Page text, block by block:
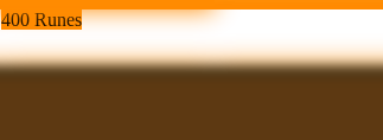
400 Runes